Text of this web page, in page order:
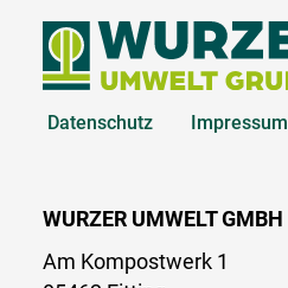
Datenschutz Impressum
WURZER UMWELT GMBH
Am Kompostwerk 1